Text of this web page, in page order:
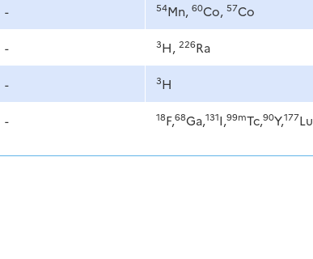
- 54Mn, 60Co, 57Co
- 3H, 226Ra
- 3H
- 18F,68Ga,131I,99mTc,90Y,177Lu